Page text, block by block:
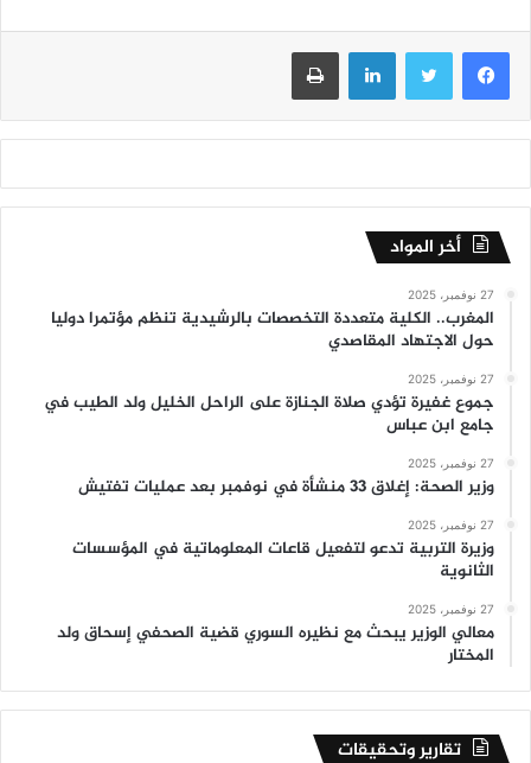
فيسبوك تويتر لينكدإن طباعة
أخر المواد
27 نوفمبر، 2025
المغرب.. الكلية متعددة التخصصات بالرشيدية تنظم مؤتمرا دوليا
حول الاجتهاد المقاصدي
27 نوفمبر، 2025
جموع غفيرة تؤدي صلاة الجنازة على الراحل الخليل ولد الطيب في
جامع ابن عباس
27 نوفمبر، 2025
وزير الصحة: إغلاق 33 منشأة في نوفمبر بعد عمليات تفتيش
27 نوفمبر، 2025
وزيرة التربية تدعو لتفعيل قاعات المعلوماتية في المؤسسات
الثانوية
27 نوفمبر، 2025
معالي الوزير يبحث مع نظيره السوري قضية الصحفي إسحاق ولد
المختار
تقارير وتحقيقات